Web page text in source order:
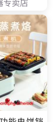
专卖店